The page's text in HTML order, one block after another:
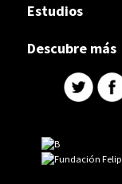
Estudios
Descubre más